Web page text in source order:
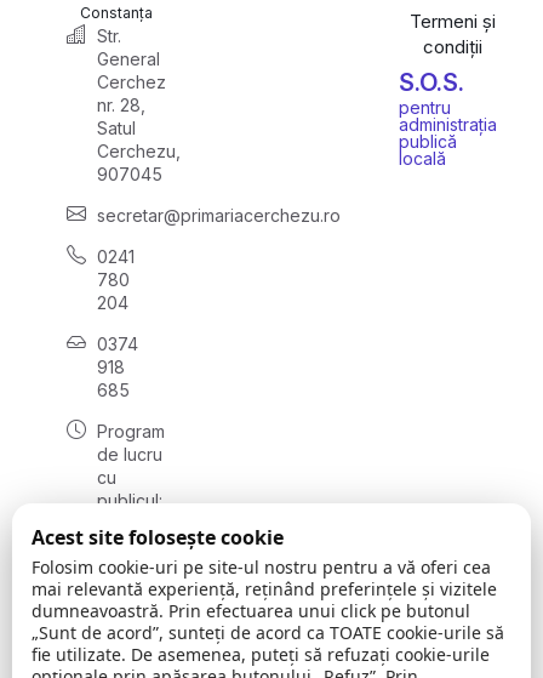
Constanța
Str.
General
Cerchez
nr. 28,
Satul
Cerchezu,
907045
secretar@primariacerchezu.ro
0241
780
204
0374
918
685
Program
de lucru
cu
publicul:
08:00 -
16:30
, vineri:
08:00 -
14:00
Termeni și
condiții
S.O.S.
pentru
administrația
publică
locală
Acest site folosește cookie
Folosim cookie-uri pe site-ul nostru pentru a vă oferi cea
mai relevantă experiență, reținând preferințele și vizitele
dumneavoastră. Prin efectuarea unui click pe butonul
„Sunt de acord”, sunteți de acord ca TOATE cookie-urile să
fie utilizate. De asemenea, puteți să refuzați cookie-urile